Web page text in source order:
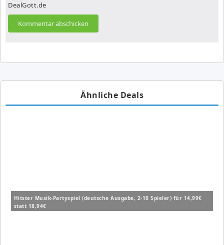
DealGott.de
Ähnliche Deals
Hitster Musik-Partyspiel (deutsche Ausgabe, 2-10 Spieler) für 14,99€
statt 18,94€